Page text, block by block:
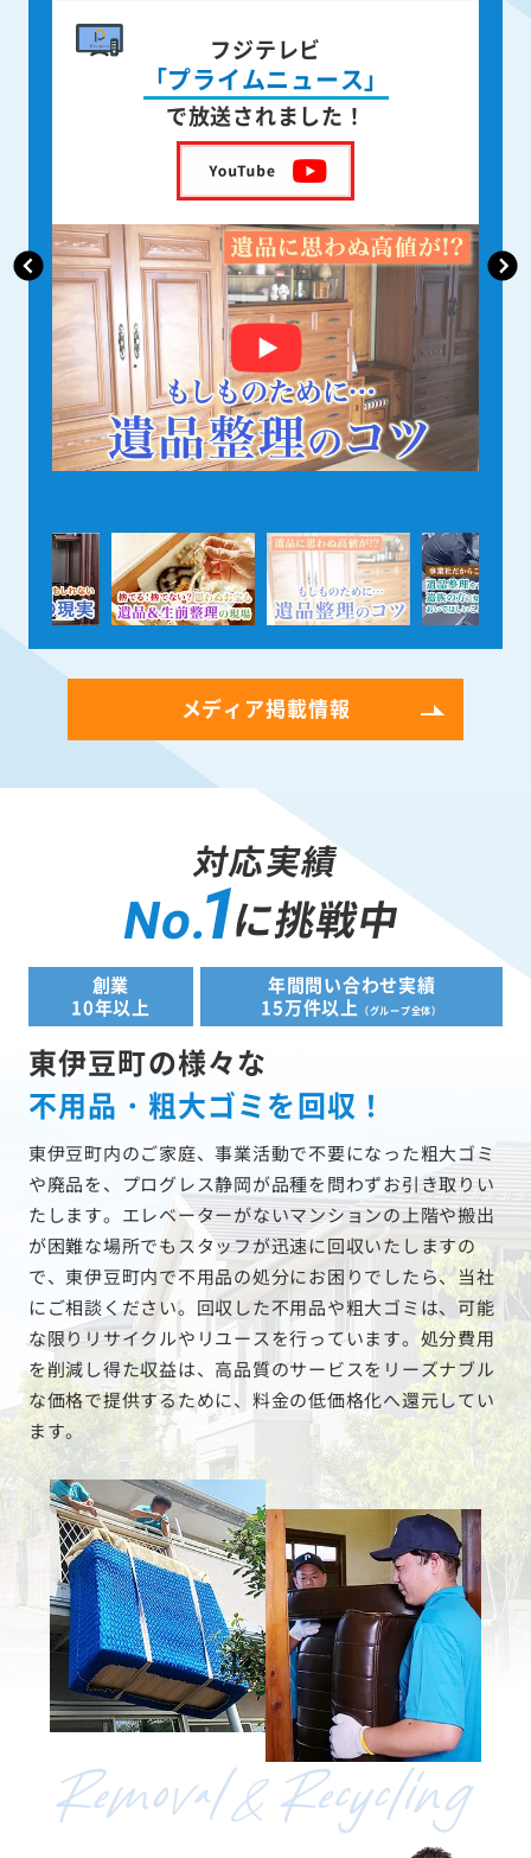
書籍出版
身近な人が
亡くなった後の遺品整理
を出版しました！
メディア掲載情報
対応実績
No.1に挑戦中
創業
10年以上
年間問い合わせ実績
15万件以上
（グループ全体）
東伊豆町の様々な
不用品・粗大ゴミを回収！
東伊豆町内のご家庭、事業活動で不要になった粗大ゴミ
や廃品を、プログレス静岡が品種を問わずお引き取りい
たします。エレベーターがないマンションの上階や搬出
が困難な場所でもスタッフが迅速に回収いたしますの
で、東伊豆町内で不用品の処分にお困りでしたら、当社
にご相談ください。回収した不用品や粗大ゴミは、可能
な限りリサイクルやリユースを行っています。処分費用
を削減し得た収益は、高品質のサービスをリーズナブル
な価格で提供するために、料金の低価格化へ還元してい
ます。